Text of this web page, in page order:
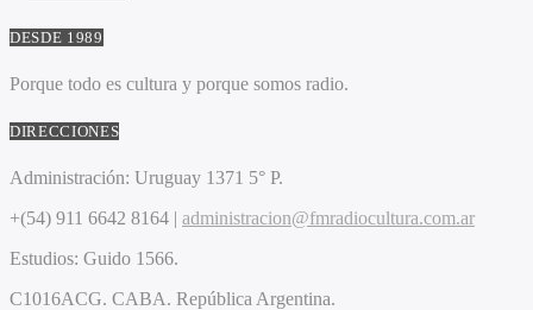
DESDE 1989
Porque todo es cultura y porque somos radio.
DIRECCIONES
Administración: Uruguay 1371 5° P.
+(54) 911 6642 8164 | administracion@fmradiocultura.com.ar
Estudios: Guido 1566.
C1016ACG. CABA. República Argentina.